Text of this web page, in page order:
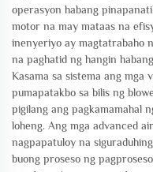
operasyon habang
motor na may mataas na
inenyeriyo ay magtatrabaho
na paghatid ng hangin
Kasama sa sistema ang mga
pumapatakbo sa bilis ng
pigilang ang pagkamamahal
loheng. Ang mga advanced
nagpapatuloy na
buong proseso ng